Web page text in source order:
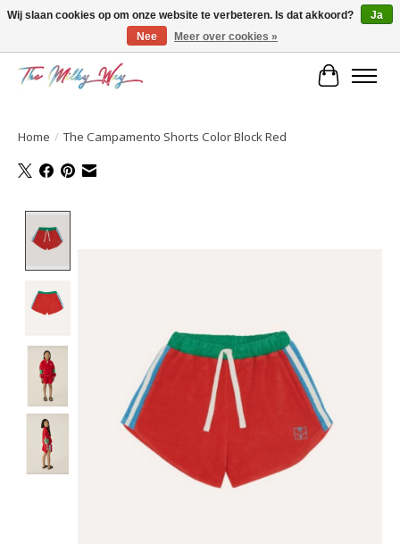
Home / The Campamento Shorts Color Block Red
Wij slaan cookies op om onze website te verbeteren. Is dat akkoord?
Ja
Nee
Meer over cookies »